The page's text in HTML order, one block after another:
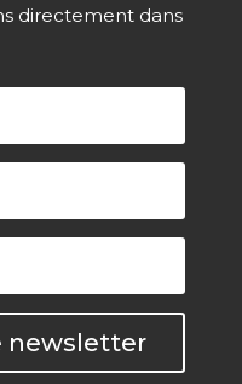
directement dans
newsletter